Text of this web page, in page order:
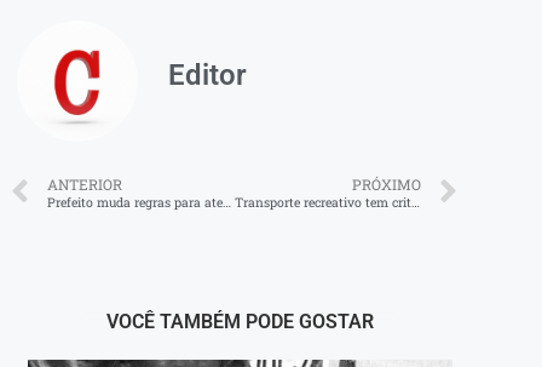
Editor
ANTERIOR
Prefeito muda regras para atestado médico em UPA
PRÓXIMO
Transporte recreativo tem critérios para operar
VOCÊ TAMBÉM PODE GOSTAR